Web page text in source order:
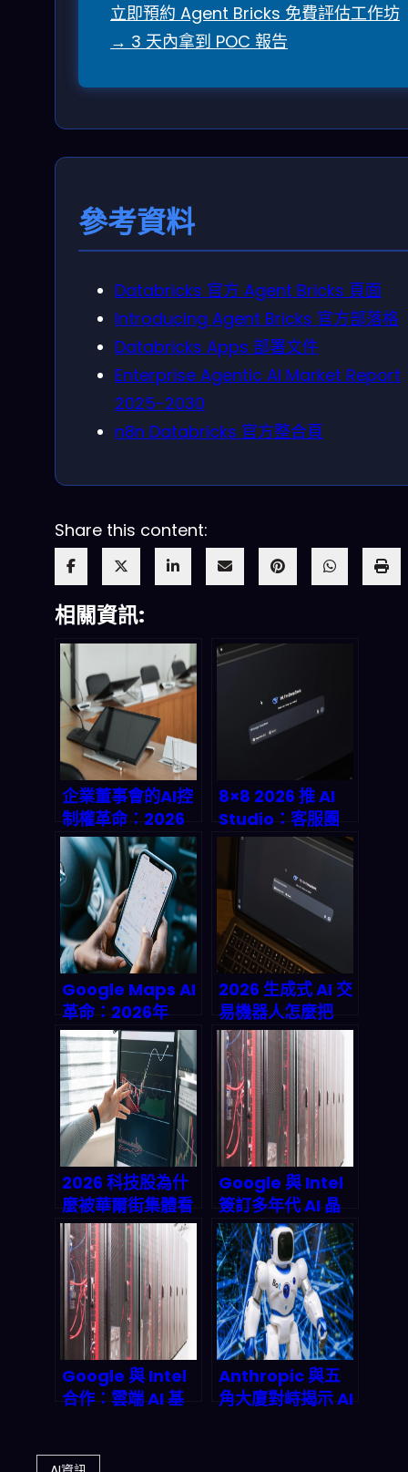
立即預約 Agent Bricks 免費評估工作坊
→ 3 天內拿到 POC 報告
參考資料
Databricks 官方 Agent Bricks 頁面
Introducing Agent Bricks 官方部落格
Databricks Apps 部署文件
Enterprise Agentic AI Market Report
2025-2030
n8n Databricks 官方整合頁
Share this content:
相關資訊:
企業董事會的AI控
制權革命：2026
決策治理完整指南
8×8 2026 推 AI
Studio：客服團
隊怎麼用「低程式
碼」自訓自部署 AI
Agent，並把外部
系統串起來？
Google Maps AI
革命：2026年
Ask Maps如何用
自然語言改寫位置
智慧遊戲規則？
2026 生成式 AI 交
易機器人怎麼把
「即時資料→策略
→下單」變成流
程？AriseAlpha
的玩法與風險拆解
2026 科技股為什
麼被華爾街集體看
好：AI×雲端×資安
鏈條的「資本增值
公式」
Google 與 Intel
簽訂多年代 AI 晶
片合作：2026 年
雲端基礎設施大洗
牌，暗示哪些趨
勢？
Google 與 Intel
合作：雲端 AI 基
差距」？
Anthropic 與五
角大廈對峙揭示 AI